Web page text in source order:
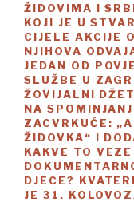
ŽIDOVIMA I
KOJI JE U
CIJELE AKCIJE
NJIHOVA
JEDAN OD
SLUŽBE U
ŽOVIJALNI
NA
ZACVRKUĆE:
ŽIDOVKA“ I
KAKVE TO
DJECE?
JE 31.